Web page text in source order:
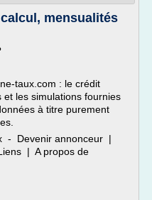
mensualités
taux.com : le crédit
les simulations fournies
à titre purement
- Devenir annonceur |
| A propos de